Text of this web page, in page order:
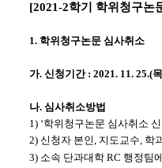
[2021-2학기 학위청구논
1. 학위청구논문 심사취소
가. 신청기간 : 2021. 11. 25.(목
나. 심사취소방법
1) ‘학위청구논문 심사취소
2) 신청자 본인, 지도교수, 학
3) 소속 단과대학 RC 행정팀